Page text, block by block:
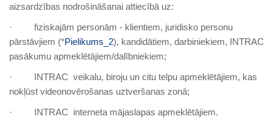
aizsardzības nodrošināšanai attiecībā uz:
· fiziskajām personām - klientiem, juridisko personu
pārstāvjiem (*Pielikums_2), kandidātiem, darbiniekiem, INTRAC
pasākumu apmeklētājiem/dalībniekiem;
· INTRAC veikalu, biroju un citu telpu apmeklētājiem, kas
nokļūst videonovērošanas uztveršanas zonā;
· INTRAC interneta mājaslapas apmeklētājiem.